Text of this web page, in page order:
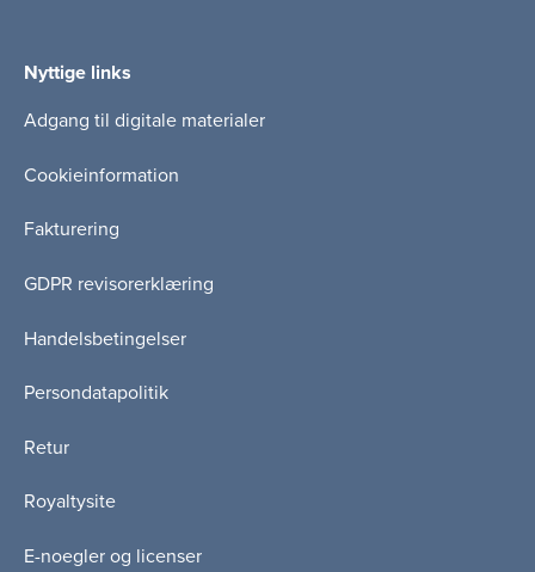
Nyttige links
Adgang til digitale materialer
Cookieinformation
Fakturering
GDPR revisorerklæring
Handelsbetingelser
Persondatapolitik
Retur
Royaltysite
E-noegler og licenser